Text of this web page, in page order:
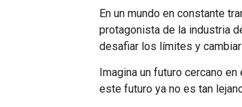
En un mundo en constante
protagonista de la industria
desafiar los límites y
Imagina un futuro cercano
este futuro ya no es tan